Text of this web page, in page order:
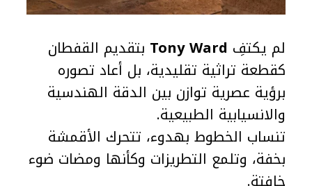
لم يكتفِ Tony Ward بتقديم القفطان
كقطعة تراثية تقليدية، بل أعاد تصوره
برؤية عصرية توازن بين الدقة الهندسية
والانسيابية الطبيعية.
تنساب الخطوط بهدوء، تتحرك الأقمشة
بخفة، وتلمع التطريزات وكأنها ومضات ضوء